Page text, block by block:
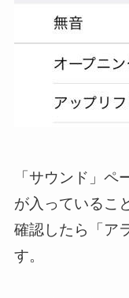
「サウンド」ペ
が入っているこ
確認したら「ア
す。